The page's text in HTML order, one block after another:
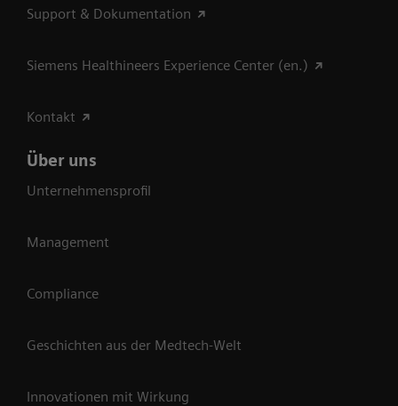
Support & Dokumentation
Siemens Healthineers Experience Center (en.)
Kontakt
Über uns
Unternehmensprofil
Management
Compliance
Geschichten aus der Medtech-Welt
Innovationen mit Wirkung